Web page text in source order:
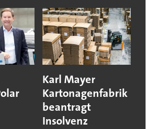
Karl Mayer
Kartonagenfabrik
beantragt
Insolvenz